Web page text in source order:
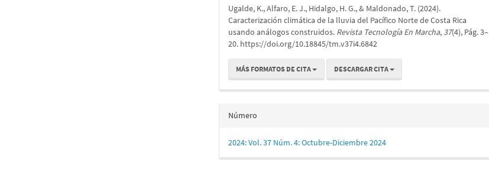
artículo
Ugalde, K., Alfaro, E. J., Hidalgo, H. G., & Maldonado, T. (2024).
Caracterización climática de la lluvia del Pacífico Norte de Costa Rica
usando análogos construidos. Revista Tecnología En Marcha, 37(4), Pág. 3–
20. https://doi.org/10.18845/tm.v37i4.6842
MÁS FORMATOS DE CITA DESCARGAR CITA
Número
2024: Vol. 37 Núm. 4: Octubre-Diciembre 2024